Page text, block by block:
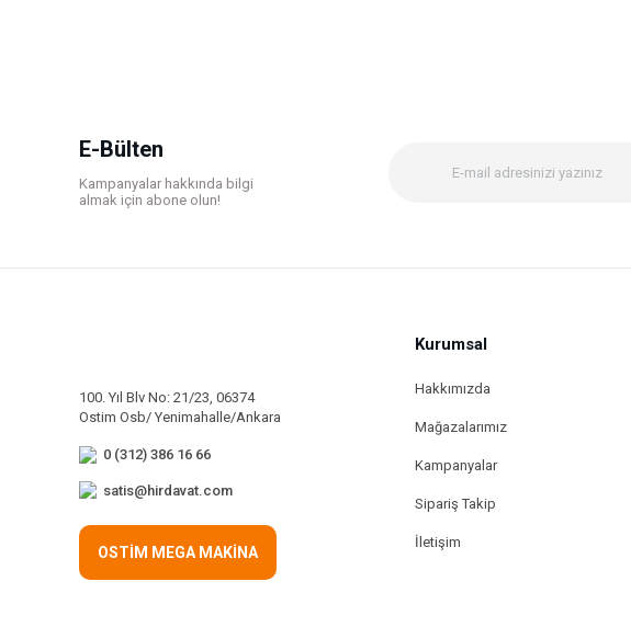
Bu ürüne benzer farklı alternatifler olmalı.
E-Bülten
Kampanyalar hakkında bilgi
almak için abone olun!
100. Yıl Blv No: 21/23, 06374
Ostim Osb/ Yenimahalle/Ankara
0 (312) 386 16 66
satis@hirdavat.com
OSTİM MEGA MAKİNA
Kurumsal
Hakkımızda
Mağazalarımız
Kampanyalar
Sipariş Takip
İletişim